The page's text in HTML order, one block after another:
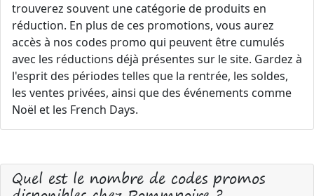
trouverez souvent une catégorie de produits en
réduction. En plus de ces promotions, vous aurez
accès à nos codes promo qui peuvent être cumulés
avec les réductions déjà présentes sur le site. Gardez à
l'esprit des périodes telles que la rentrée, les soldes,
les ventes privées, ainsi que des événements comme
Noël et les French Days.
Quel est le nombre de codes promos